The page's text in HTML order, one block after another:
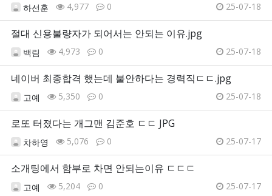
하선훈 4,977 0 25-07-18
절대 신용불량자가 되어서는 안되는 이유.jpg
백림 4,973 0 25-07-18
네이버 최종합격 했는데 불안하다는 경력직ㄷㄷ.jpg
고예 5,350 0 25-07-18
로또 터졌다는 개그맨 김준호 ㄷㄷ JPG
차하영 5,076 0 25-07-17
소개팅에서 함부로 차면 안되는이유 ㄷㄷㄷ
고예 5,204 0 25-07-17